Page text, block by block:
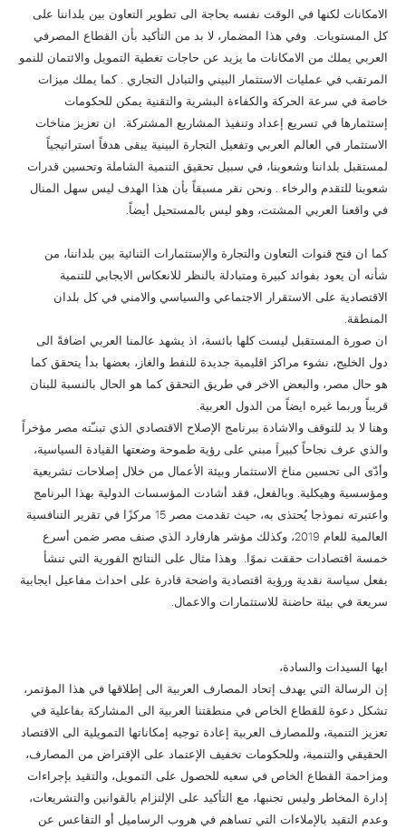
الامكانات لكنها في الوقت نفسه بحاجة الى تطوير التعاون بين بلداننا على
كل المستويات. وفي هذا المضمار، لا بد من التأكيد بأن القطاع المصرفي
العربي يملك من الامكانات ما يزيد عن حاجات تغطية التمويل والائتمان للنمو
المرتقب في عمليات الاستثمار البيني والتبادل التجاري . كما يملك ميزات
خاصة في سرعة الحركة والكفاءة البشرية والتقنية يمكن للحكومات
إستثمارها في تسريع إعداد وتنفيذ المشاريع المشتركة. ان تعزيز مناخات
الاستثمار في العالم العربي وتفعيل التجارة البينية يبقى هدفاً استراتيجياً
لمستقبل بلداننا وشعوبنا، في سبيل تحقيق التنمية الشاملة وتحسين قدرات
شعوبنا للتقدم والرخاء . ونحن نقر مسبقاً بأن هذا الهدف ليس سهل المنال
في واقعنا العربي المشتت، وهو ليس بالمستحيل أيضاً.
كما ان فتح قنوات التعاون والتجارة والإستثمارات الثنائية بين بلداننا، من
شأنه أن يعود بفوائد كبيرة ومتبادلة بالنظر للانعكاس الايجابي للتنمية
الاقتصادية على الاستقرار الاجتماعي والسياسي والامني في كل بلدان
المنطقة.
ان صورة المستقبل ليست كلها بائسة، اذ يشهد عالمنا العربي اضافةً الى
دول الخليج، نشوء مراكز اقليمية جديدة للنفط والغاز، بعضها بدأ يتحقق كما
هو حال مصر، والبعض الاخر في طريق التحقق كما هو الحال بالنسبة للبنان
قريباً وربما غيره ايضاً من الدول العربية.
وهنا لا بد للتوقف والاشادة ببرنامج الإصلاح الاقتصادي الذي تبنـّته مصر مؤخراً
والذي عرف نجاحاً كبيراَ مبني على رؤية طموحة وضعتها القيادة السياسية،
وأدّى الى تحسين مناخ الاستثمار وبيئة الأعمال من خلال إصلاحات تشريعية
ومؤسسية وهيكلية. وبالفعل، فقد أشادت المؤسسات الدولية بهذا البرنامج
واعتبرته نموذجا يُحتذى به، حيث تقدمت مصر 15 مركزًا في تقرير التنافسية
العالمية للعام 2019، وكذلك مؤشر هارفارد الذي صنف مصر ضمن أسرع
خمسة اقتصادات حققت نموًا. وهذا مثال على النتائج الفورية التي تنشأ
بفعل سياسة نقدية ورؤية اقتصادية واضحة قادرة على احداث مفاعيل ايجابية
سريعة في بيئة حاضنة للاستثمارات والاعمال.
ايها السيدات والسادة،
إن الرسالة التي يهدف إتحاد المصارف العربية الى إطلاقها في هذا المؤتمر،
تشكل دعوة للقطاع الخاص في منطقتنا العربية الى المشاركة بفاعلية في
تعزيز التنمية، وللمصارف العربية إعادة توجيه إمكاناتها التمويلية الى الاقتصاد
الحقيقي والتنمية، وللحكومات تخفيف الإعتماد على الإقتراض من المصارف،
ومزاحمة القطاع الخاص في سعيه للحصول على التمويل، والتقيد بإجراءات
إدارة المخاطر وليس تجنبها، مع التأكيد على الإلتزام بالقوانين والتشريعات،
وعدم التقيد بالإملاءات التي تساهم في هروب الرساميل أو التقاعس عن